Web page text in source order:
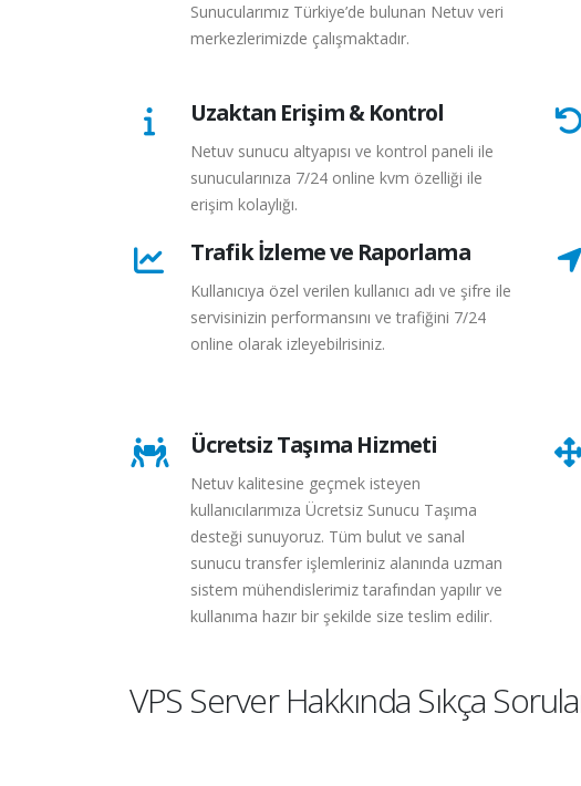
Sunucularımız Türkiye’de bulunan Netuv veri
merkezlerimizde çalışmaktadır.
Uzaktan Erişim & Kontrol
Netuv sunucu altyapısı ve kontrol paneli ile
sunucularınıza 7/24 online kvm özelliği ile
erişim kolaylığı.
Trafik İzleme ve Raporlama
Kullanıcıya özel verilen kullanıcı adı ve şifre ile
servisinizin performansını ve trafiğini 7/24
online olarak izleyebilrisiniz.
Ücretsiz Taşıma Hizmeti
Netuv kalitesine geçmek isteyen
kullanıcılarımıza Ücretsiz Sunucu Taşıma
desteği sunuyoruz. Tüm bulut ve sanal
sunucu transfer işlemleriniz alanında uzman
sistem mühendislerimiz tarafından yapılır ve
kullanıma hazır bir şekilde size teslim edilir.
VPS Server Hakkında Sıkça